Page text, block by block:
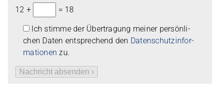
12 +
= 18
Ich stimme der Über­tra­gung mei­ner per­sön­li­
chen Daten ent­spre­chend den Daten­schutz­in­for­
ma­tio­nen zu.